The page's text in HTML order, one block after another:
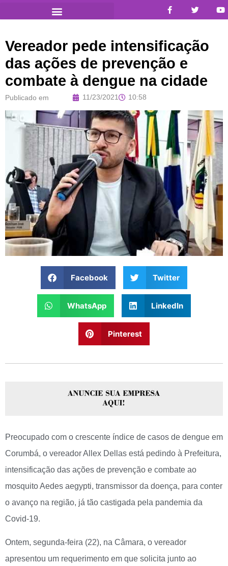
Vereador pede intensificação
das ações de prevenção e
combate à dengue na cidade
Publicado em 11/23/2021 10:58
Facebook Twitter
WhatsApp LinkedIn
Pinterest
Preocupado com o crescente índice de casos de dengue em
Corumbá, o vereador Allex Dellas está pedindo à Prefeitura,
intensificação das ações de prevenção e combate ao
mosquito Aedes aegypti, transmissor da doença, para conter
o avanço na região, já tão castigada pela pandemia da
Covid-19.
Ontem, segunda-feira (22), na Câmara, o vereador
apresentou um requerimento em que solicita junto ao